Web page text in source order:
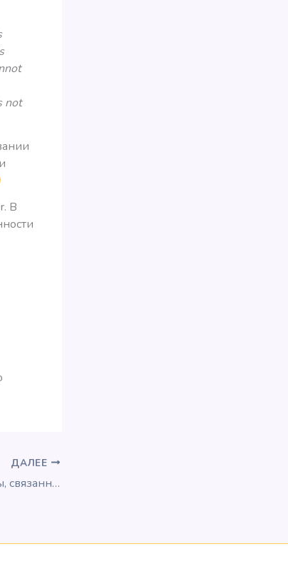
not
В
ДАЛЕЕ
Еще некоторые нюансы, связанные с Krisflyer